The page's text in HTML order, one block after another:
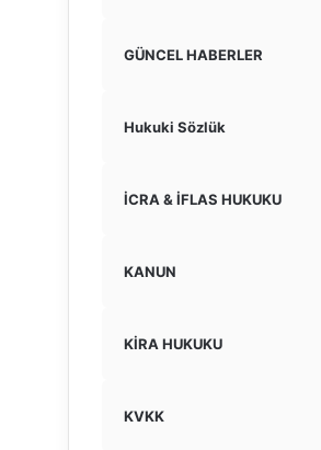
GÜNCEL HABERLER
Hukuki Sözlük
İCRA & İFLAS HUKUKU
KANUN
KİRA HUKUKU
KVKK